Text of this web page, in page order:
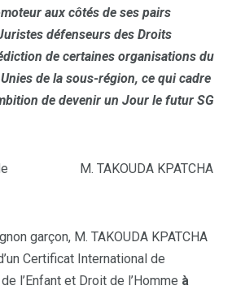
aux côtés de ses pairs
défenseurs des Droits
de certaines organisations du
de la sous-région, ce qui cadre
de devenir un Jour le futur SG
M. TAKOUDA KPATCHA
garçon, M. TAKOUDA KPATCHA
Certificat International de
l’Enfant et Droit de l’Homme à